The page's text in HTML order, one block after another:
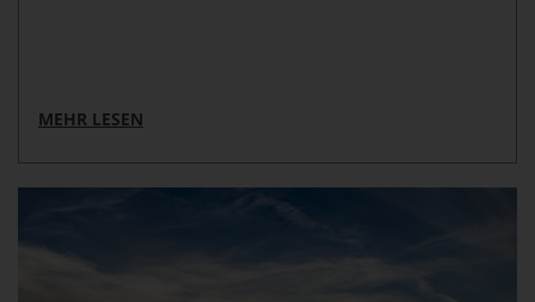
MEHR LESEN